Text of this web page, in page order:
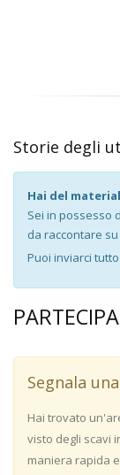
Storie degli
Hai del
Sei in possesso
da raccontare
Puoi inviarci
PARTECIPA
Segnala
Hai trovato
visto degli scavi
maniera rapida